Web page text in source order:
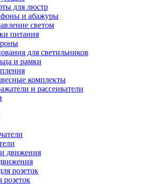
для люстр
и абажуры
светом
питания
для светильников
и рамки
комплекты
и рассеиватели
розеток